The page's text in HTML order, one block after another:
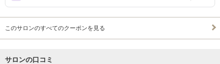
このサロンのすべてのクーポンを見る
サロンの口コミ